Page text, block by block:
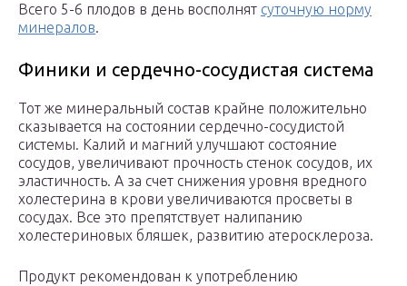
Всего 5-6 плодов в день восполнят суточную норму
минералов.
Финики и сердечно-сосудистая система
Тот же минеральный состав крайне положительно
сказывается на состоянии сердечно-сосудистой
системы. Калий и магний улучшают состояние
сосудов, увеличивают прочность стенок сосудов, их
эластичность. А за счет снижения уровня вредного
холестерина в крови увеличиваются просветы в
сосудах. Все это препятствует налипанию
холестериновых бляшек, развитию атеросклероза.
Продукт рекомендован к употреблению